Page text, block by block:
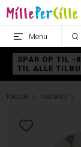
Menu
SPAR OP TIL -
TIL ALLE
FORSIDE MÆRKER